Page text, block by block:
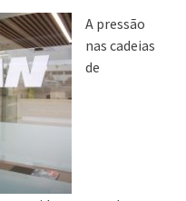
A pressão
nas cadeias
de